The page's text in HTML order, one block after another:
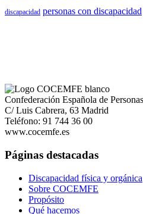
discapacidad personas con discapacidad
Confederación Española de
C/ Luis Cabrera, 63 Madrid
Teléfono: 91 744 36 00
www.cocemfe.es
Páginas destacadas
Discapacidad física y orgánica
Sobre COCEMFE
Propósito
Qué hacemos